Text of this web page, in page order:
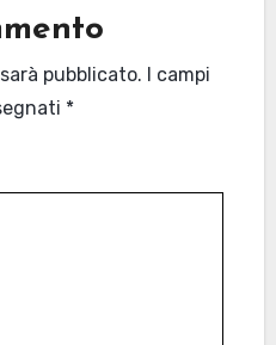
pubblicato.
I campi
*